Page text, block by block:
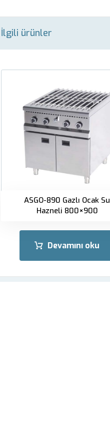
İlgili ürünler
ASGO-890 Gazlı Ocak Su
Hazneli 800×900
Devamını oku